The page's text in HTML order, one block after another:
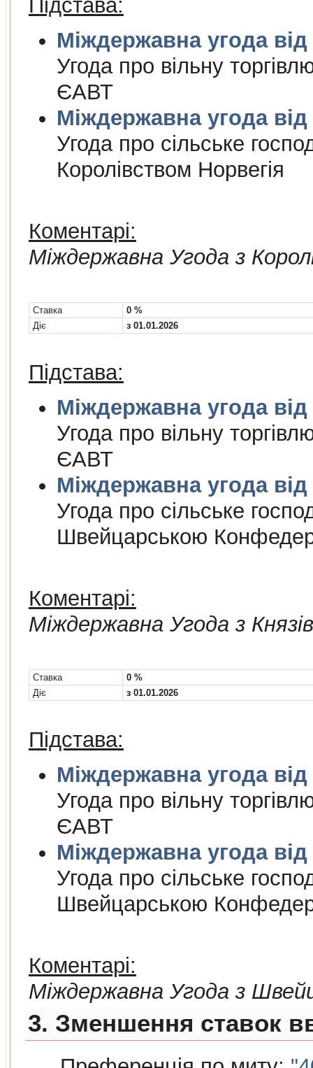
Підстава:
Угода про вiльну
ЄАВТ
Угода про сiльське
Королiвством Норвегiя
Коментарі:
Мiждержавна Угода з
Cтавка
0 %
Діє
з 01.01.2026
Підстава:
Угода про вiльну
ЄАВТ
Угода про сiльське
Швейцарською
Коментарі:
Мiждержавна Угода з
Cтавка
0 %
Діє
з 01.01.2026
Підстава:
Угода про вiльну
ЄАВТ
Угода про сiльське
Швейцарською
Коментарі:
Мiждержавна Угода з
3. Зменшення ставок